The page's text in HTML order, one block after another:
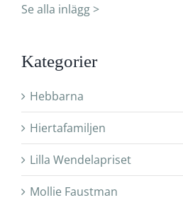
Se alla inlägg >
Kategorier
Hebbarna
Hiertafamiljen
Lilla Wendelapriset
Mollie Faustman